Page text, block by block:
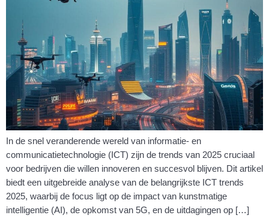
In de snel veranderende wereld van informatie- en
communicatietechnologie (ICT) zijn de trends van 2025 cruciaal
voor bedrijven die willen innoveren en succesvol blijven. Dit artikel
biedt een uitgebreide analyse van de belangrijkste ICT trends
2025, waarbij de focus ligt op de impact van kunstmatige
intelligentie (AI), de opkomst van 5G, en de uitdagingen op […]